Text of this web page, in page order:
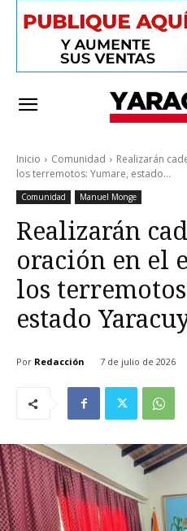
Inicio Comunidad
Realizarán
los terremotos: Yumare, estado...
Comunidad Manuel Monge
Realizarán
oración en el
los
estado
Por Redacción 7 de julio de 2026